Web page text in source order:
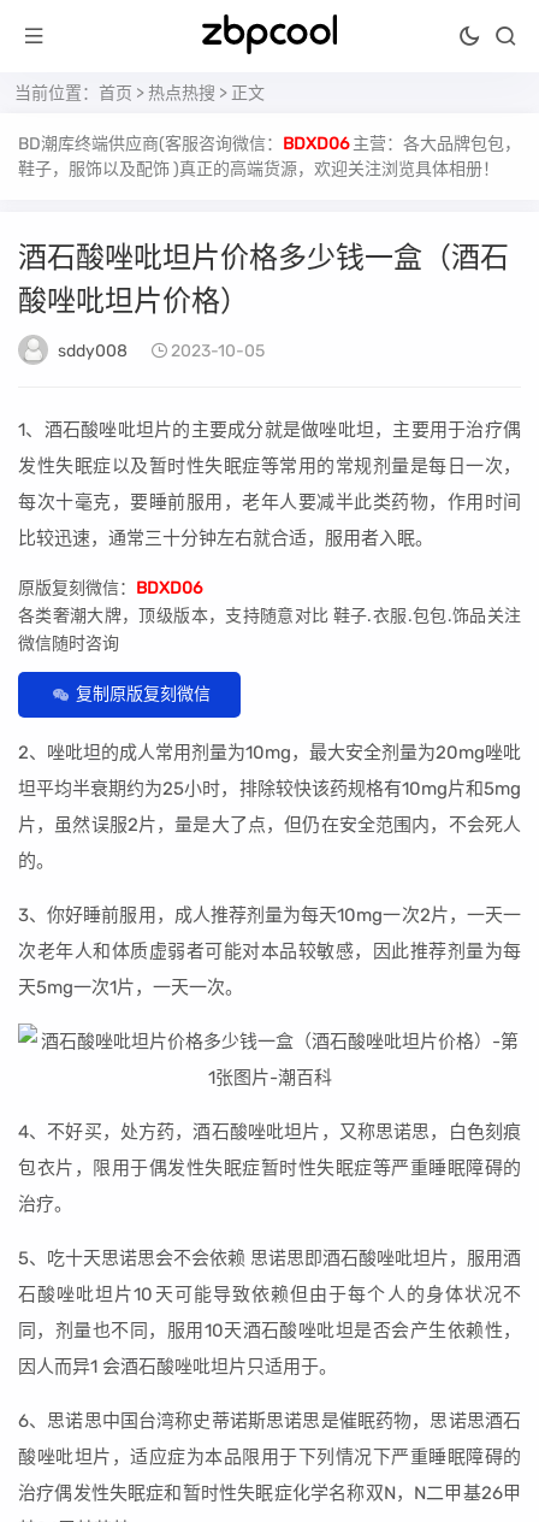
当前位置： 首页 >热点热搜 > 正文
BD潮库终端供应商(客服咨询微信： BDXD06 主营：各大品牌包包，
鞋子，服饰以及配饰 )真正的高端货源，欢迎关注浏览具体相册！
酒石酸唑吡坦片价格多少钱一盒（酒石
酸唑吡坦片价格）
sddy008 2023-10-05
1、酒石酸唑吡坦片的主要成分就是做唑吡坦，主要用于治疗偶
发性失眠症以及暂时性失眠症等常用的常规剂量是每日一次，
每次十毫克，要睡前服用，老年人要减半此类药物，作用时间
比较迅速，通常三十分钟左右就合适，服用者入眠。
原版复刻微信： BDXD06
各类奢潮大牌，顶级版本，支持随意对比 鞋子.衣服.包包.饰品关注
微信随时咨询
复制原版复刻微信
2、唑吡坦的成人常用剂量为10mg，最大安全剂量为20mg唑吡
坦平均半衰期约为25小时，排除较快该药规格有10mg片和5mg
片，虽然误服2片，量是大了点，但仍在安全范围内，不会死人
的。
3、你好睡前服用，成人推荐剂量为每天10mg一次2片，一天一
次老年人和体质虚弱者可能对本品较敏感，因此推荐剂量为每
天5mg一次1片，一天一次。
4、不好买，处方药，酒石酸唑吡坦片，又称思诺思，白色刻痕
包衣片，限用于偶发性失眠症暂时性失眠症等严重睡眠障碍的
治疗。
5、吃十天思诺思会不会依赖 思诺思即酒石酸唑吡坦片，服用酒
石酸唑吡坦片10天可能导致依赖但由于每个人的身体状况不
同，剂量也不同，服用10天酒石酸唑吡坦是否会产生依赖性，
因人而异1 会酒石酸唑吡坦片只适用于。
6、思诺思中国台湾称史蒂诺斯思诺思是催眠药物，思诺思酒石
酸唑吡坦片，适应症为本品限用于下列情况下严重睡眠障碍的
治疗偶发性失眠症和暂时性失眠症化学名称双N，N二甲基26甲